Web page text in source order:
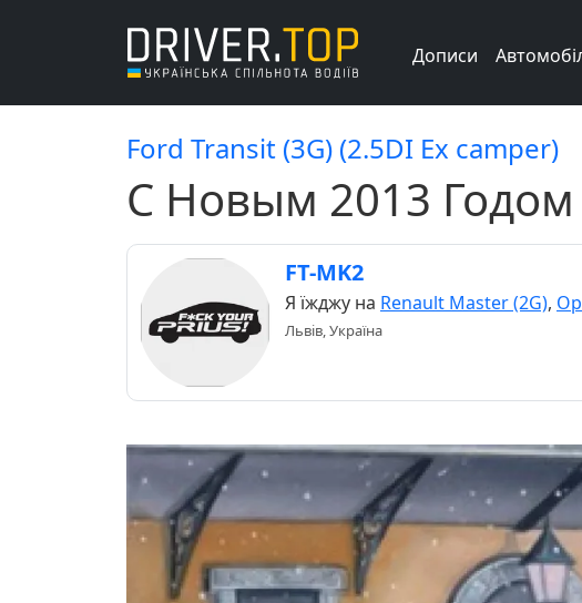
Дописи
Ford Transit (3G) (2.5DI Ex camper)
С Новым 2013 Годом
FT-MK2
Я їжджу на Renault Master (2G),
Львів, Україна